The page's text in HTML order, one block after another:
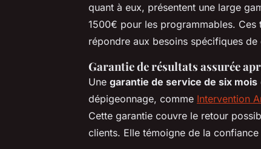
quant à eux, présentent une large
1500€ pour les programmables.
répondre aux besoins spécifiques de
Garantie de résultats assurée
Une garantie de service de six mois
dépigeonnage, comme Intervention
Cette garantie couvre le retour
clients. Elle témoigne de la